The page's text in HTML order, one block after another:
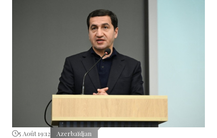
5 Août 19:12 Azerbaïdjan